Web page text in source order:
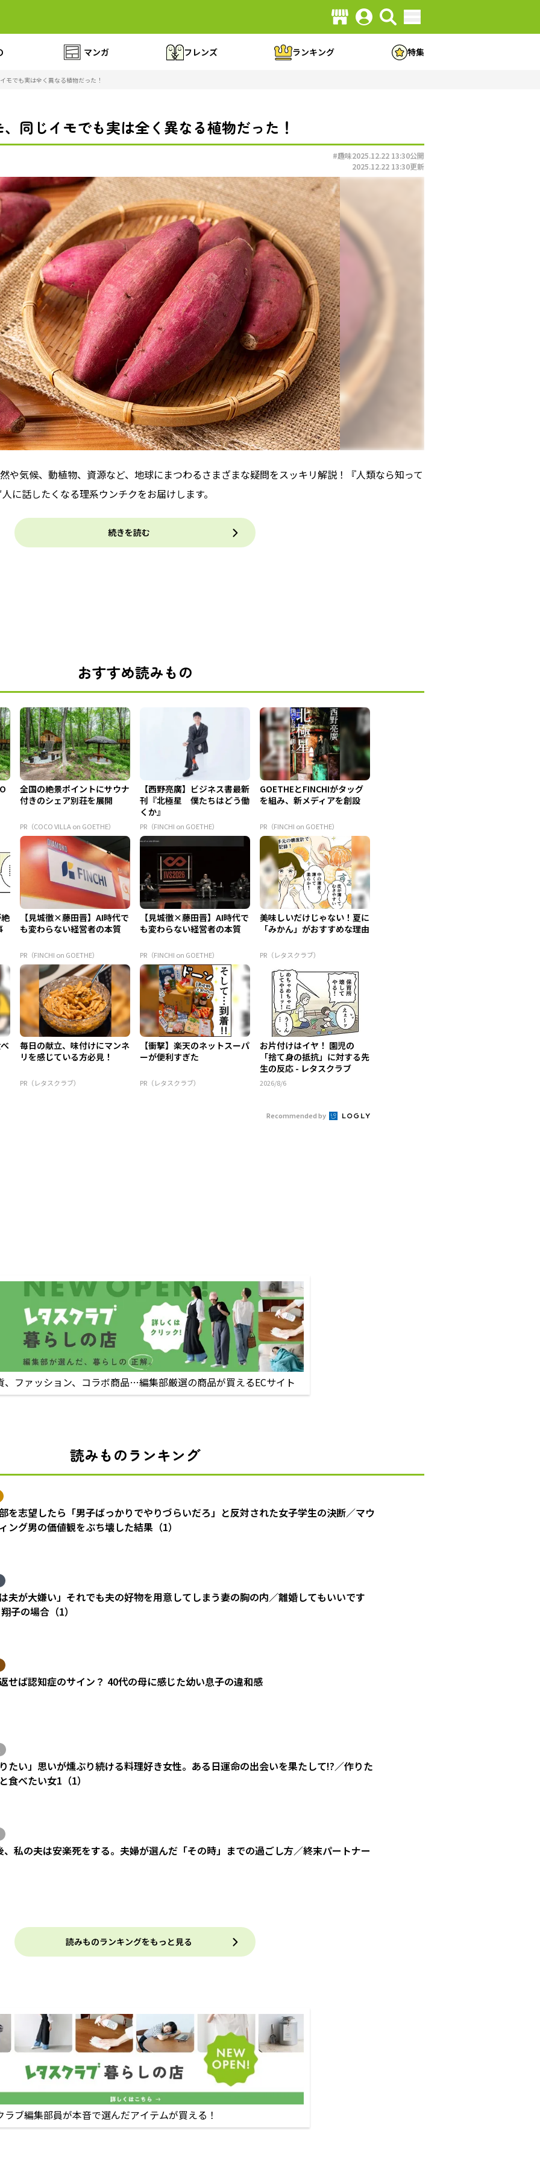
マンガ フレンズ ランキング 特集
モでも実は全く異なる植物だった！
同じイモでも実は全く異なる植物だった！
#趣味2025.12.22 13:30公開
2025.12.22 13:30更新
や気候、動植物、資源など、地球にまつわるさまざまな疑問をスッキリ解説！『人類なら知って
に話したくなる理系ウンチクをお届けします。
続きを読む
おすすめ読みもの
全国の絶景ポイントにサウナ
付きのシェア別荘を展開
PR（COCO VILLA on GOETHE）
【西野亮廣】ビジネス書最新
刊『北極星 僕たちはどう働
くか』
PR（FINCHI on GOETHE）
GOETHEとFINCHIがタッグ
を組み、新メディアを創設
PR（FINCHI on GOETHE）
【見城徹×藤田晋】AI時代で
も変わらない経営者の本質
PR（FINCHI on GOETHE）
【見城徹×藤田晋】AI時代で
も変わらない経営者の本質
PR（FINCHI on GOETHE）
美味しいだけじゃない！夏に
「みかん」がおすすめな理由
PR（レタスクラブ）
毎日の献立、味付けにマンネ
リを感じている方必見！
PR（レタスクラブ）
【衝撃】楽天のネットスーパ
ーが便利すぎた
PR（レタスクラブ）
お片付けはイヤ！ 園児の
「捨て身の抵抗」に対する先
生の反応 - レタスクラブ
2026/8/6
Recommended by
、ファッション、コラボ商品…編集部厳選の商品が買えるECサイト
読みものランキング
を志望したら「男子ばっかりでやりづらいだろ」と反対された女子学生の決断／マウ
ング男の価値観をぶち壊した結果（1）
は夫が大嫌い」それでも夫の好物を用意してしまう妻の胸の内／離婚してもいいです
子の場合（1）
せば認知症のサイン？ 40代の母に感じた幼い息子の違和感
りたい」思いが燻ぶり続ける料理好き女性。ある日運命の出会いを果たして!?／作りた
食べたい女1（1）
、私の夫は安楽死をする。夫婦が選んだ「その時」までの過ごし方／終末パートナー
読みものランキングをもっと見る
ラブ編集部員が本音で選んだアイテムが買える！